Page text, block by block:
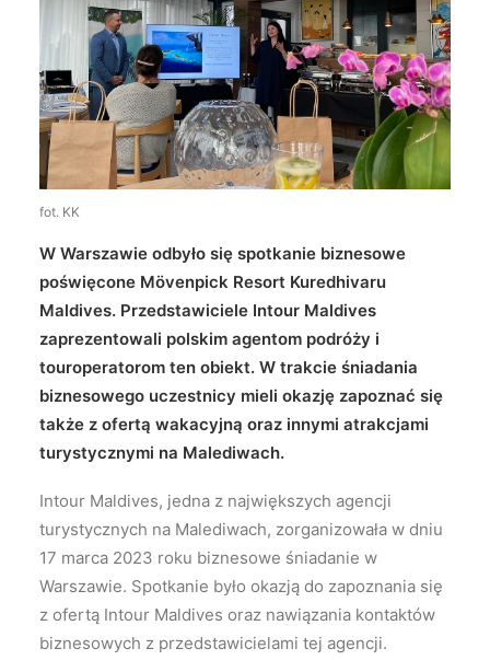
Wyszukiwanie
fot. KK
W Warszawie odbyło się spotkanie biznesowe
poświęcone Mövenpick Resort Kuredhivaru
Maldives. Przedstawiciele Intour Maldives
zaprezentowali polskim agentom podróży i
touroperatorom ten obiekt. W trakcie śniadania
biznesowego uczestnicy mieli okazję zapoznać się
także z ofertą wakacyjną oraz innymi atrakcjami
turystycznymi na Malediwach.
Intour Maldives, jedna z największych agencji
turystycznych na Malediwach, zorganizowała w dniu
17 marca 2023 roku biznesowe śniadanie w
Warszawie. Spotkanie było okazją do zapoznania się
z ofertą Intour Maldives oraz nawiązania kontaktów
biznesowych z przedstawicielami tej agencji.